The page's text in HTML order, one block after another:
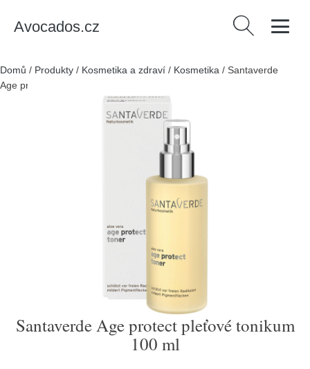
Avocados.cz Vyhledávání
Domů / Produkty / Kosmetika a zdraví / Kosmetika / Santaverde
Age protect pleťové tonikum 100 ml
Santaverde Age protect pleťové tonikum
100 ml